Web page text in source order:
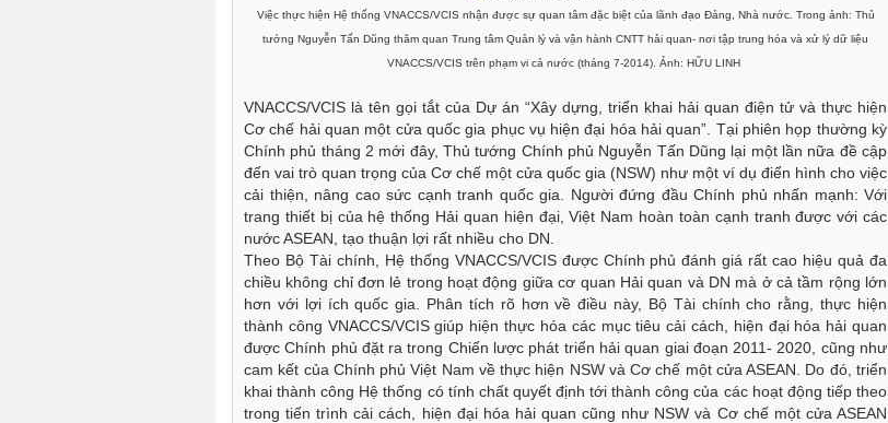
Việc thực hiện Hệ thống VNACCS/VCIS nhận được sự quan tâm đặc biệt của lãnh đạo Đảng, Nhà nước. Trong ảnh: Thủ
tướng Nguyễn Tấn Dũng thăm quan Trung tâm Quản lý và vận hành CNTT hải quan- nơi tập trung hóa và xử lý dữ liệu
VNACCS/VCIS trên phạm vi cả nước (tháng 7-2014). Ảnh: HỮU LINH
VNACCS/VCIS là tên gọi tắt của Dự án “Xây dựng, triển khai hải quan điện tử và thực hiện
Cơ chế hải quan một cửa quốc gia phục vụ hiện đại hóa hải quan”. Tại phiên họp thường kỳ
Chính phủ tháng 2 mới đây, Thủ tướng Chính phủ Nguyễn Tấn Dũng lại một lần nữa đề cập
đến vai trò quan trọng của Cơ chế một cửa quốc gia (NSW) như một ví dụ điển hình cho việc
cải thiện, nâng cao sức cạnh tranh quốc gia. Người đứng đầu Chính phủ nhấn mạnh: Với
trang thiết bị của hệ thống Hải quan hiện đại, Việt Nam hoàn toàn cạnh tranh được với các
nước ASEAN, tạo thuận lợi rất nhiều cho DN.
Theo Bộ Tài chính, Hệ thống VNACCS/VCIS được Chính phủ đánh giá rất cao hiệu quả đa
chiều không chỉ đơn lẻ trong hoạt động giữa cơ quan Hải quan và DN mà ở cả tầm rộng lớn
hơn với lợi ích quốc gia. Phân tích rõ hơn về điều này, Bộ Tài chính cho rằng, thực hiện
thành công VNACCS/VCIS giúp hiện thực hóa các mục tiêu cải cách, hiện đại hóa hải quan
được Chính phủ đặt ra trong Chiến lược phát triển hải quan giai đoạn 2011- 2020, cũng như
cam kết của Chính phủ Việt Nam về thực hiện NSW và Cơ chế một cửa ASEAN. Do đó, triển
khai thành công Hệ thống có tính chất quyết định tới thành công của các hoạt động tiếp theo
trong tiến trình cải cách, hiện đại hóa hải quan cũng như NSW và Cơ chế một cửa ASEAN